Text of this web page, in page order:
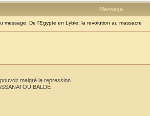
Message
message: De l'Egypte en Lybie: la revolution au massacre
malgré la repression
BALDÉ